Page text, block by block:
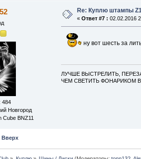
484
Новгород
Cube BNZ11
Re: Куплю штампы
«Ответ #7 : 02.02.2016
ну вот шесть за
ЛУЧШЕ ВЫСТРЕЛИТЬ,
ЧЕМ СВЕТИТЬ ФОНАРИКОМ
Вверх